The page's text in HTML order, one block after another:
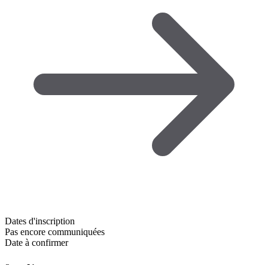
Dates d'inscription
Pas encore communiquées
Date à confirmer